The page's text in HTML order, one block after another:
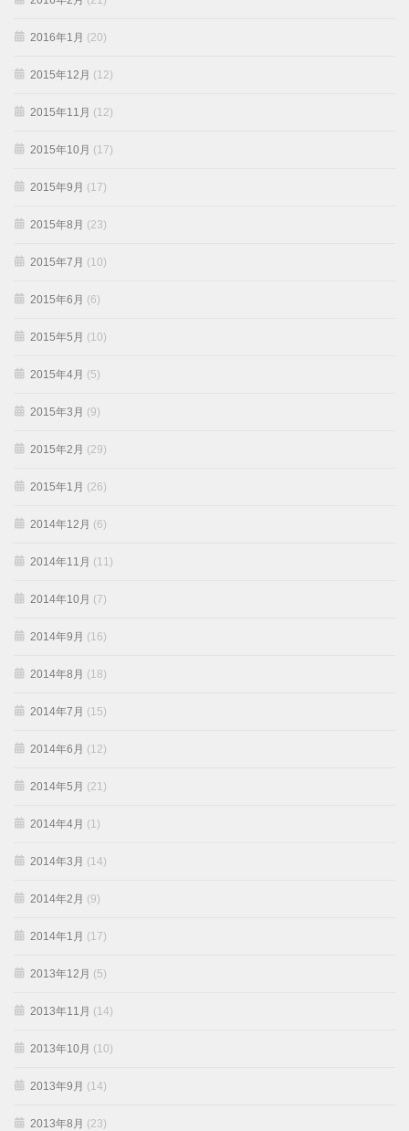
2016年1月 (20)
2015年12月 (12)
2015年11月 (12)
2015年10月 (17)
2015年9月 (17)
2015年8月 (23)
2015年7月 (10)
2015年6月 (6)
2015年5月 (10)
2015年4月 (5)
2015年3月 (9)
2015年2月 (29)
2015年1月 (26)
2014年12月 (6)
2014年11月 (11)
2014年10月 (7)
2014年9月 (16)
2014年8月 (18)
2014年7月 (15)
2014年6月 (12)
2014年5月 (21)
2014年4月 (1)
2014年3月 (14)
2014年2月 (9)
2014年1月 (17)
2013年12月 (5)
2013年11月 (14)
2013年10月 (10)
2013年9月 (14)
2013年8月 (23)